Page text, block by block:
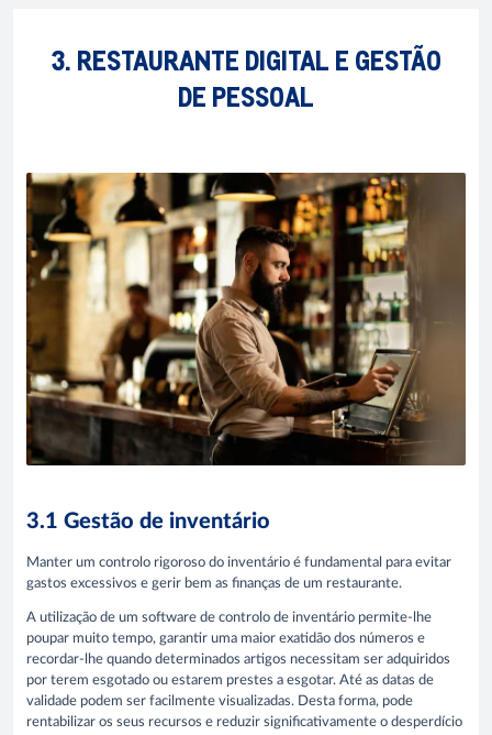
3. RESTAURANTE DIGITAL E GESTÃO
DE PESSOAL
3.1 Gestão de inventário
Manter um controlo rigoroso do inventário é fundamental para evitar
gastos excessivos e gerir bem as finanças de um restaurante.
A utilização de um software de controlo de inventário permite-lhe
poupar muito tempo, garantir uma maior exatidão dos números e
recordar-lhe quando determinados artigos necessitam ser adquiridos
por terem esgotado ou estarem prestes a esgotar. Até as datas de
validade podem ser facilmente visualizadas. Desta forma, pode
rentabilizar os seus recursos e reduzir significativamente o desperdício